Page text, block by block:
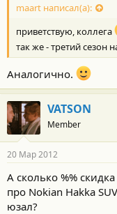
maart написал(а):
приветствую, коллега
так же - третий сезон
Аналогично.
VATSON
Member
20 Мар 2012
А сколько %%
про Nokian Hakka
юзал?